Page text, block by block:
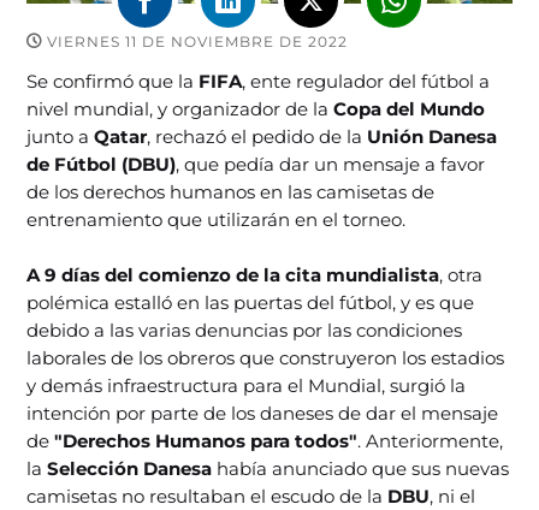
VIERNES 11 DE NOVIEMBRE DE 2022
Se confirmó que la FIFA, ente regulador del fútbol a
nivel mundial, y organizador de laCopa del Mundo
junto aQatar, rechazó el pedido de la Unión Danesa
de Fútbol (DBU), que pedía dar un mensaje a favor
de los derechos humanos en las camisetas de
entrenamiento que utilizarán en el torneo.
A 9 días del comienzo de la cita mundialista, otra
polémica estalló en las puertas del fútbol, y es que
debido a las varias denuncias por las condiciones
laborales de los obreros que construyeron los estadios
y demás infraestructura para el Mundial, surgió la
intención por parte de los daneses de dar el mensaje
de "Derechos Humanos para todos". Anteriormente,
laSelección Danesa había anunciado que sus nuevas
camisetas no resultaban el escudo de la DBU, ni el